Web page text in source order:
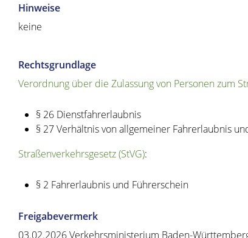
Hinweise
keine
Rechtsgrundlage
Verordnung über die Zulassung von Personen zum
§ 26 Dienstfahrerlaubnis
§ 27 Verhältnis von allgemeiner Fahrerlaubnis
Straßenverkehrsgesetz (StVG):
§ 2 Fahrerlaubnis und Führerschein
Freigabevermerk
03.02.2026Verkehrsministerium Baden-